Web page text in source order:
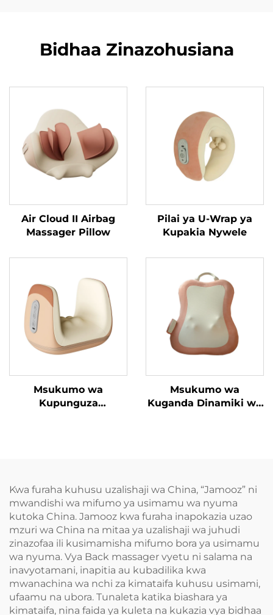
Bidhaa Zinazohusiana
Air Cloud II Airbag
Massager Pillow
Pilai ya U-Wrap ya
Kupakia Nywele
Msukumo wa
Kupunguza
Msukumo wa
Kuganda Dinamiki wa
Kwa furaha kuhusu uzalishaji wa China, “Jamooz” ni
mwandishi wa mifumo ya usimamu wa nyuma
kutoka China. Jamooz kwa furaha inapokazia uzao
mzuri wa China na mitaa ya uzalishaji wa juhudi
zinazofaa ili kusimamisha mifumo bora ya usimamu
wa nyuma. Vya Back massager vyetu ni salama na
inavyotamani, inapitia au kubadilika kwa
mwanachina wa nchi za kimataifa kuhusu usimami,
ufaamu na ubora. Tunaleta katika biashara ya
kimataifa, nina faida ya kuleta na kukazia vya bidhaa